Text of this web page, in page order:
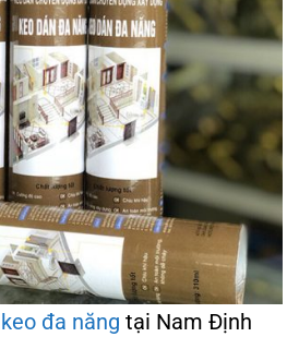
keo đa năng tại Nam Định